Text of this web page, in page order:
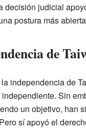
judicial
postura más
de
independencia de
Sin
un objetivo, han
sí apoyó el